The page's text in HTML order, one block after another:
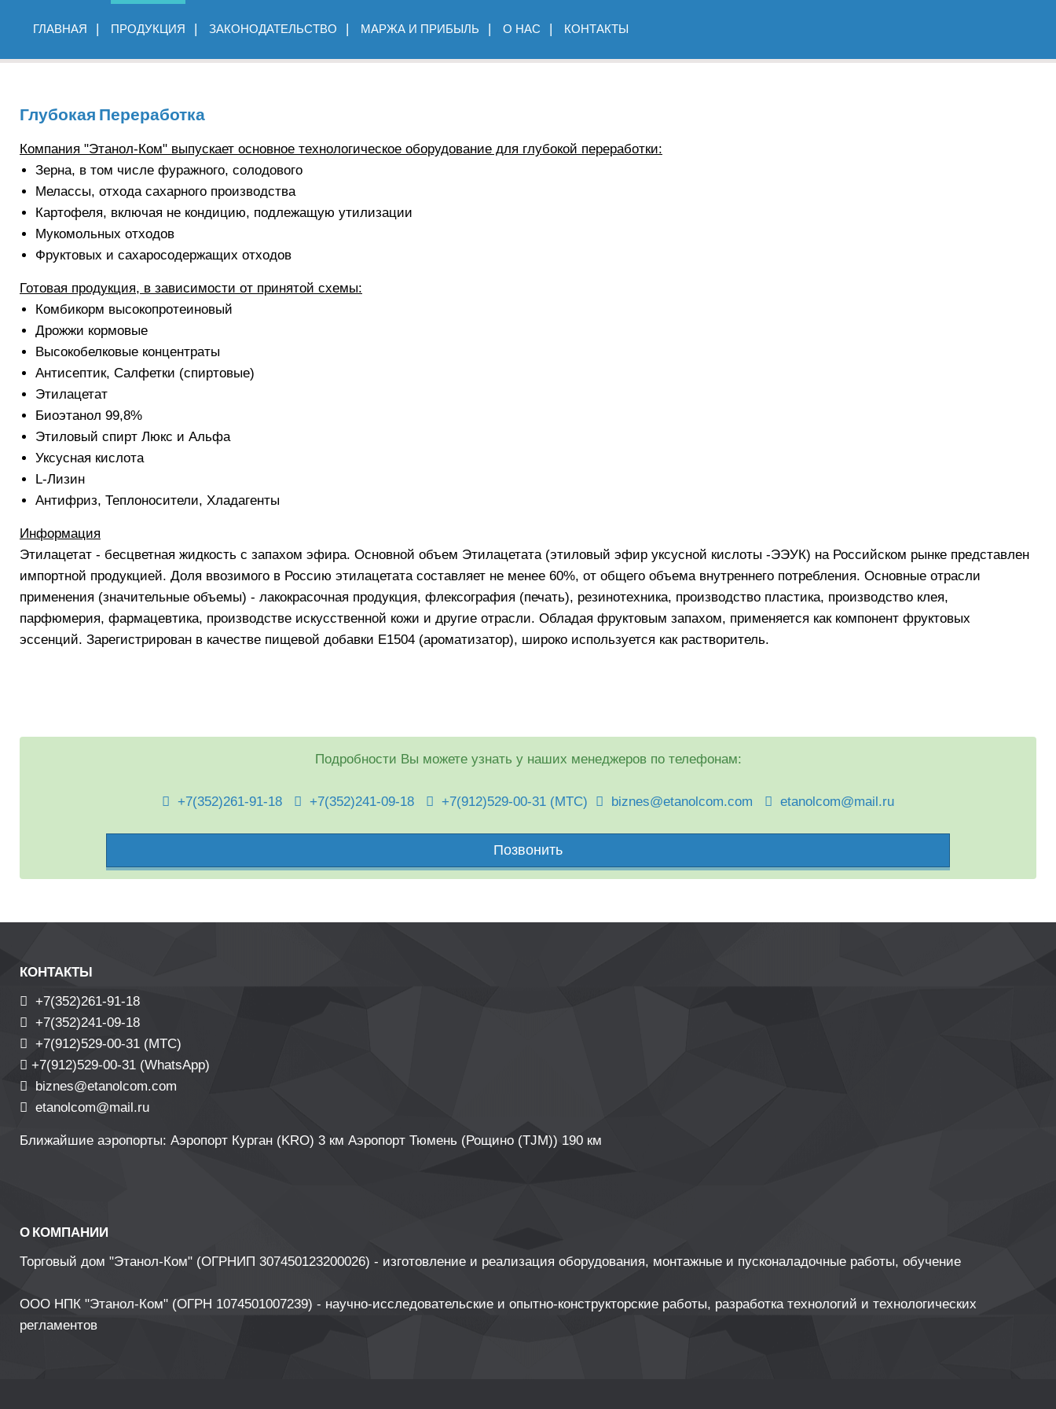
ГЛАВНАЯ ПРОДУКЦИЯ ЗАКОНОДАТЕЛЬСТВО МАРЖА И ПРИБЫЛЬ О НАС КОНТАКТЫ
Глубокая Переработка
Компания "Этанол-Ком" выпускает основное технологическое оборудование для глубокой переработки:
Зерна, в том числе фуражного, солодового
Мелассы, отхода сахарного производства
Картофеля, включая не кондицию, подлежащую утилизации
Мукомольных отходов
Фруктовых и сахаросодержащих отходов
Готовая продукция, в зависимости от принятой схемы:
Комбикорм высокопротеиновый
Дрожжи кормовые
Высокобелковые концентраты
Антисептик, Салфетки (спиртовые)
Этилацетат
Биоэтанол 99,8%
Этиловый спирт Люкс и Альфа
Уксусная кислота
L-Лизин
Антифриз, Теплоносители, Хладагенты
Информация
Этилацетат - бесцветная жидкость с запахом эфира. Основной объем Этилацетата (этиловый эфир уксусной кислоты -ЭЭУК) на Российском рынке представлен
импортной продукцией. Доля ввозимого в Россию этилацетата составляет не менее 60%, от общего объема внутреннего потребления. Основные отрасли
применения (значительные объемы) - лакокрасочная продукция, флексография (печать), резинотехника, производство пластика, производство клея,
парфюмерия, фармацевтика, производстве искусственной кожи и другие отрасли. Обладая фруктовым запахом, применяется как компонент фруктовых
эссенций. Зарегистрирован в качестве пищевой добавки Е1504 (ароматизатор), широко используется как растворитель.
Подробности Вы можете узнать у наших менеджеров по телефонам:
+7(352)261-91-18 +7(352)241-09-18 +7(912)529-00-31 (МТС) biznes@etanolcom.com etanolcom@mail.ru
Позвонить
КОНТАКТЫ
+7(352)261-91-18
+7(352)241-09-18
+7(912)529-00-31 (МТС)
+7(912)529-00-31 (WhatsApp)
biznes@etanolcom.com
etanolcom@mail.ru
Ближайшие аэропорты: Аэропорт Курган (KRO) 3 км Аэропорт Тюмень (Рощино (TJM)) 190 км
О КОМПАНИИ
Торговый дом "Этанол-Ком" (ОГРНИП 307450123200026) - изготовление и реализация оборудования, монтажные и пусконаладочные работы, обучение
ООО НПК "Этанол-Ком" (ОГРН 1074501007239) - научно-исследовательские и опытно-конструкторские работы, разработка технологий и технологических
регламентов